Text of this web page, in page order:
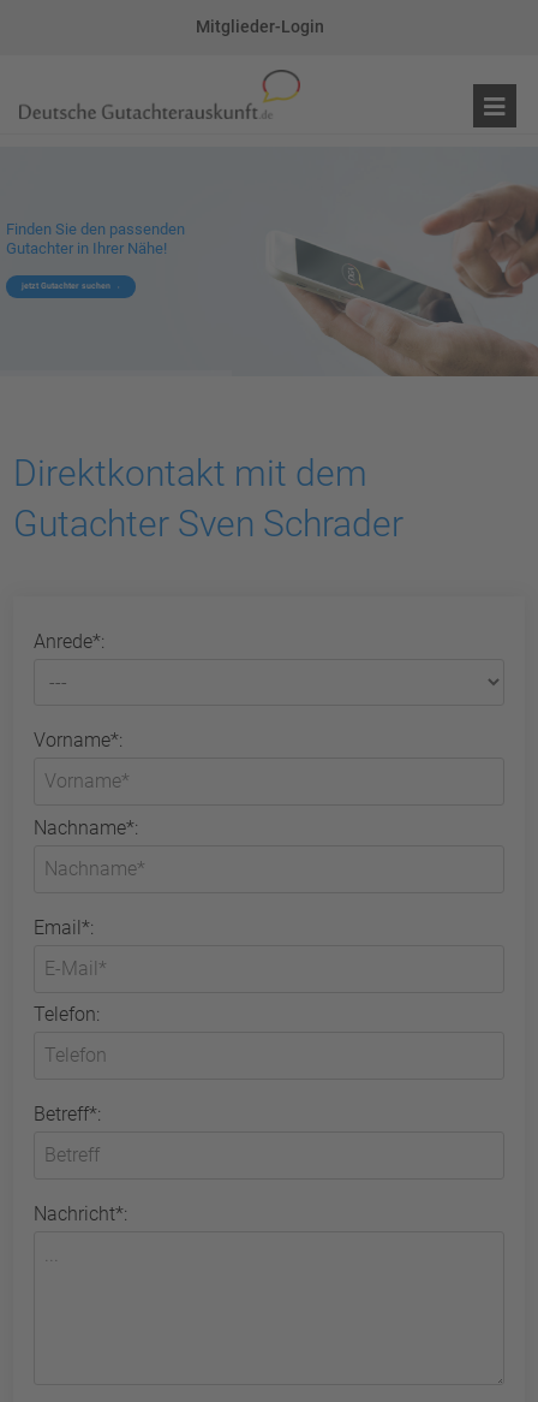
Mitglieder-Login
Finden Sie den passenden
Gutachter in Ihrer Nähe!
jetzt Gutachter suchen
Direktkontakt mit dem
Gutachter Sven Schrader
Anrede*:
Vorname*:
Nachname*:
Email*:
Telefon:
Betreff*:
Nachricht*: